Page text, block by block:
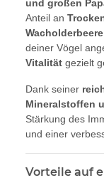
und großen
Anteil an
deiner Vögel
Vitalität gezielt
Dank seiner
Mineralstoffen
Stärkung des
und einer
Vorteile auf